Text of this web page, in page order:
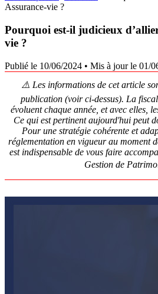
Assurance-vie ?
Pourquoi est-il judicieux
vie ?
Publié le 10/06/2024 • Mis à jour le 01/
⚠️ Les informations de cet article
publication (voir ci-dessus). La
évoluent chaque année, et avec elles,
Ce qui est pertinent aujourd'hui peut
Pour une stratégie cohérente et
réglementation en vigueur au moment
est indispensable de vous faire
Gestion de